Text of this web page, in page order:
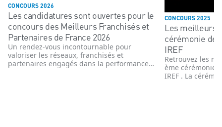
CONCOURS 2026
Les candidatures sont ouvertes pour le
concours des Meilleurs Franchisés et
Partenaires de France 2026
Un rendez-vous incontournable pour
valoriser les réseaux, franchisés et
partenaires engagés dans la performance
CONCOURS 2025
Les meilleurs
cérémonie de
IREF
Retrouvez les
ème cérémonie
IREF . La